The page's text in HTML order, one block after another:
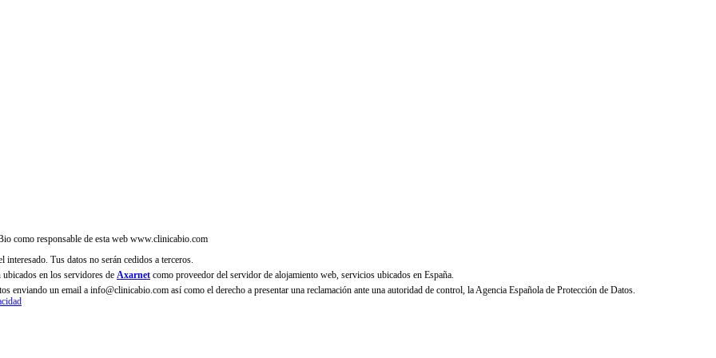
como responsable de esta web www.clinicabio.com
Tus datos no serán cedidos a terceros.
en los servidores de Axarnet como proveedor del servidor de alojamiento web, servicios ubicados en España.
enviando un email a info@clinicabio.com así como el derecho a presentar una reclamación ante una autoridad de control, la Agencia Española de Protección de Datos.